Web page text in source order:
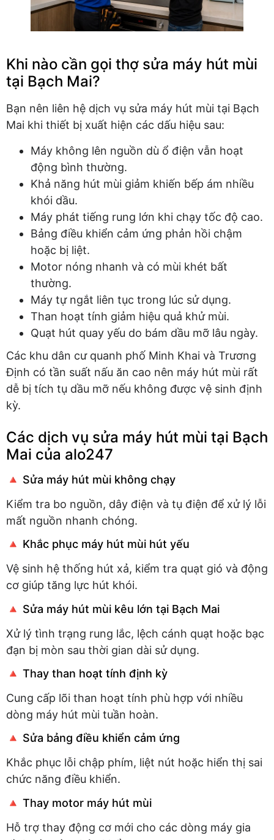
Khi nào cần gọi thợ sửa máy hút mùi
tại Bạch Mai?
Bạn nên liên hệ dịch vụ sửa máy hút mùi tại Bạch
Mai khi thiết bị xuất hiện các dấu hiệu sau:
Máy không lên nguồn dù ổ điện vẫn hoạt
động bình thường.
Khả năng hút mùi giảm khiến bếp ám nhiều
khói dầu.
Máy phát tiếng rung lớn khi chạy tốc độ cao.
Bảng điều khiển cảm ứng phản hồi chậm
hoặc bị liệt.
Motor nóng nhanh và có mùi khét bất
thường.
Máy tự ngắt liên tục trong lúc sử dụng.
Than hoạt tính giảm hiệu quả khử mùi.
Quạt hút quay yếu do bám dầu mỡ lâu ngày.
Các khu dân cư quanh phố Minh Khai và Trương
Định có tần suất nấu ăn cao nên máy hút mùi rất
dễ bị tích tụ dầu mỡ nếu không được vệ sinh định
kỳ.
Các dịch vụ sửa máy hút mùi tại Bạch
Mai của alo247
🔺 Sửa máy hút mùi không chạy
Kiểm tra bo nguồn, dây điện và tụ điện để xử lý lỗi
mất nguồn nhanh chóng.
🔺 Khắc phục máy hút mùi hút yếu
Vệ sinh hệ thống hút xả, kiểm tra quạt gió và động
cơ giúp tăng lực hút khói.
🔺 Sửa máy hút mùi kêu lớn tại Bạch Mai
Xử lý tình trạng rung lắc, lệch cánh quạt hoặc bạc
đạn bị mòn sau thời gian dài sử dụng.
🔺 Thay than hoạt tính định kỳ
Cung cấp lõi than hoạt tính phù hợp với nhiều
dòng máy hút mùi tuần hoàn.
🔺 Sửa bảng điều khiển cảm ứng
Khắc phục lỗi chập phím, liệt nút hoặc hiển thị sai
chức năng điều khiển.
🔺 Thay motor máy hút mùi
Hỗ trợ thay động cơ mới cho các dòng máy gia